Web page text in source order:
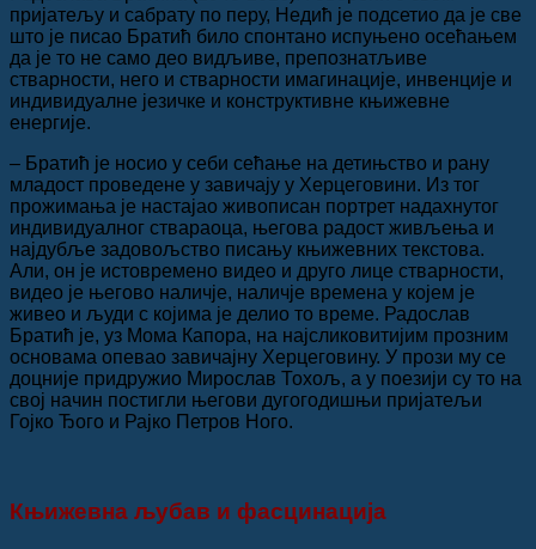
пријатељу и сабрату по перу, Недић је подсетио да је све
што је писао Братић било спонтано испуњено осећањем
да је то не само део видљиве, препознатљиве
стварности, него и стварности имагинације, инвенције и
индивидуалне језичке и конструктивне књижевне
енергије.
– Братић је носио у себи сећање на детињство и рану
младост проведене у завичају у Херцеговини. Из тог
прожимања је настајао живописан портрет надахнутог
индивидуалног ствараоца, његова радост живљења и
најдубље задовољство писању књижевних текстова.
Али, он је истовремено видео и друго лице стварности,
видео је његово наличје, наличје времена у којем је
живео и људи с којима је делио то време. Радослав
Братић је, уз Мома Капора, на најсликовитијим прозним
основама опевао завичајну Херцеговину. У прози му се
доцније придружио Мирослав Тохољ, а у поезији су то на
свој начин постигли његови дугогодишњи пријатељи
Гојко Ђого и Рајко Петров Ного.
Књижевна љубав и фасцинација